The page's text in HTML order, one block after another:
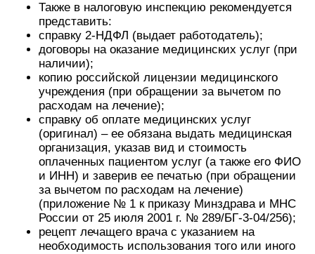
Также в налоговую инспекцию рекомендуется
представить:
справку 2-НДФЛ (выдает работодатель);
договоры на оказание медицинских услуг (при
наличии);
копию российской лицензии медицинского
учреждения (при обращении за вычетом по
расходам на лечение);
справку об оплате медицинских услуг
(оригинал) – ее обязана выдать медицинская
организация, указав вид и стоимость
оплаченных пациентом услуг (а также его ФИО
и ИНН) и заверив ее печатью (при обращении
за вычетом по расходам на лечение)
(приложение № 1 к приказу Минздрава и МНС
России от 25 июля 2001 г. № 289/БГ-3-04/256);
рецепт лечащего врача с указанием на
необходимость использования того или иного